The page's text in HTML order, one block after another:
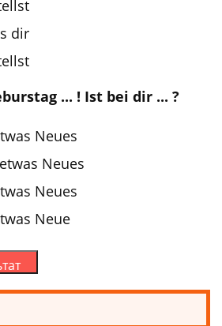
dir
... ! Ist bei dir ... ?
Neues
Neues
Neues
Neue